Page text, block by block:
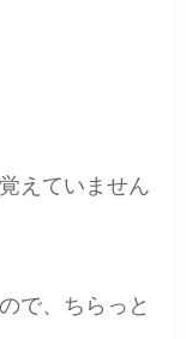
えていません
で、ちらっと